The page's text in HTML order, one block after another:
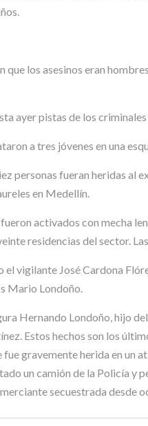
que los asesinos eran
ayer pistas de los
a tres jóvenes en una
personas fueran heridas al
en Medellín.
activados con mecha
residencias del sector.
el vigilante José Cardona
Mario Londoño.
Hernando Londoño, hijo
Estos hechos son los
fue gravemente herida en
un camión de la Policía y
secuestrada desde